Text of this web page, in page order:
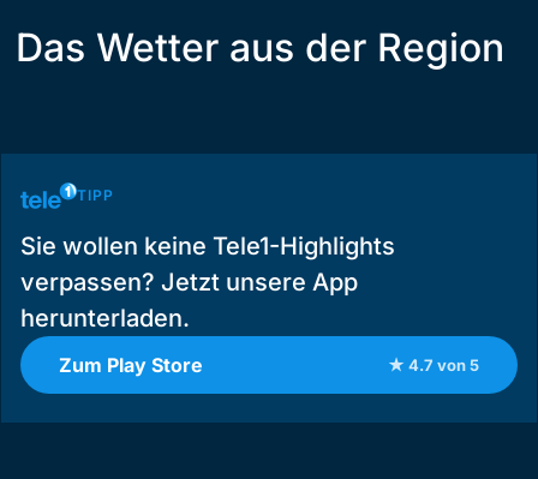
Das Wetter aus der Region
TIPP
Sie wollen keine Tele1-Highlights
verpassen? Jetzt unsere App
herunterladen.
Zum Play Store ★ 4.7 von 5